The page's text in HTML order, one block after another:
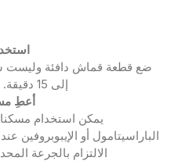
إلى 15 دقيقة. لا تجعل الماء يدخل الأذن.
أعطِ
يمكن استخدام
الباراسيتامول أو الإيبوبروفين
الالتزام بالجرعة